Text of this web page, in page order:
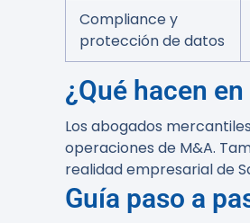
Compliance y
protección de datos
¿Qué hacen
Los abogados
operaciones de M&A.
realidad empresarial de
Guía paso a